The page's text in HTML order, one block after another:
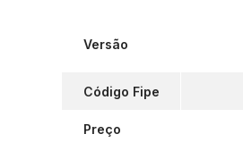
Versão
Código Fipe
Preço